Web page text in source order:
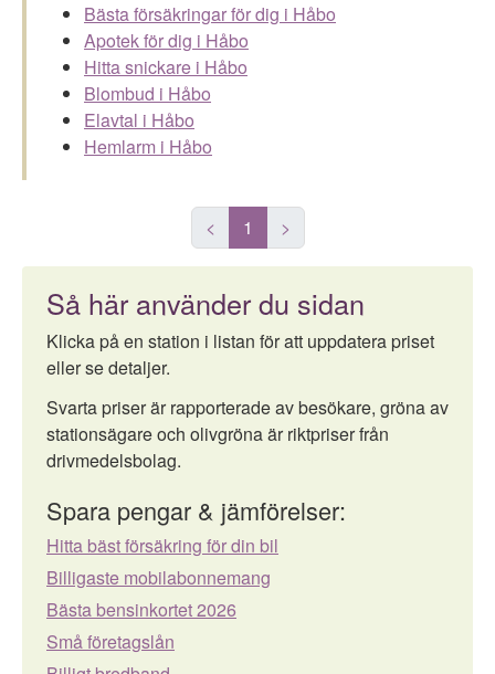
Bästa försäkringar för dig i Håbo
Apotek för dig i Håbo
Hitta snickare i Håbo
Blombud i Håbo
Elavtal i Håbo
Hemlarm i Håbo
< 1 >
Så här använder du sidan
Klicka på en station i listan för att uppdatera priset
eller se detaljer.
Svarta priser är rapporterade av besökare, gröna av
stationsägare och olivgröna är riktpriser från
drivmedelsbolag.
Spara pengar & jämförelser:
Hitta bäst försäkring för din bil
Billigaste mobilabonnemang
Bästa bensinkortet 2026
Små företagslån